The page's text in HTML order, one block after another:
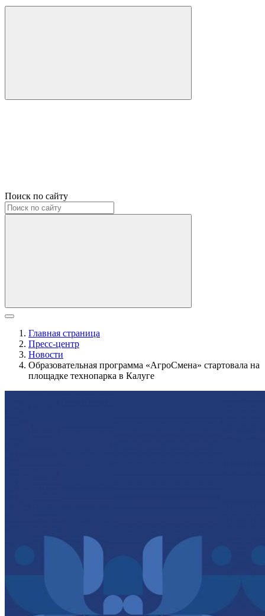
Поиск по сайту
Главная страница
Пресс-центр
Новости
Образовательная программа «АгроСмена» стартовала на
площадке технопарка в Калуге